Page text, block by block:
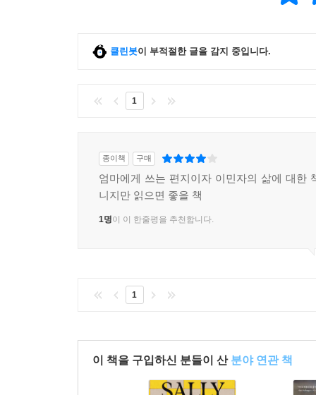
클린봇이 부적절한 글을 감지 중입니다.
1
종이책 구매
엄마에게 쓰는 편지이자 이민자의 삶에 대한
니지만 읽으면 좋을 책
1명이 이 한줄평을 추천합니다.
1
이 책을 구입하신 분들이 산 분야 연관 책